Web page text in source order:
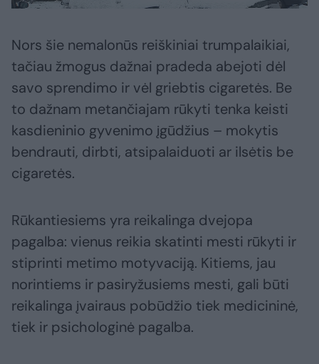
Nors šie nemalonūs reiškiniai trumpalaikiai,
tačiau žmogus dažnai pradeda abejoti dėl
savo sprendimo ir vėl griebtis cigaretės. Be
to dažnam metančiajam rūkyti tenka keisti
kasdieninio gyvenimo įgūdžius – mokytis
bendrauti, dirbti, atsipalaiduoti ar ilsėtis be
cigaretės.
Rūkantiesiems yra reikalinga dvejopa
pagalba: vienus reikia skatinti mesti rūkyti ir
stiprinti metimo motyvaciją. Kitiems, jau
norintiems ir pasiryžusiems mesti, gali būti
reikalinga įvairaus pobūdžio tiek medicininė,
tiek ir psichologinė pagalba.